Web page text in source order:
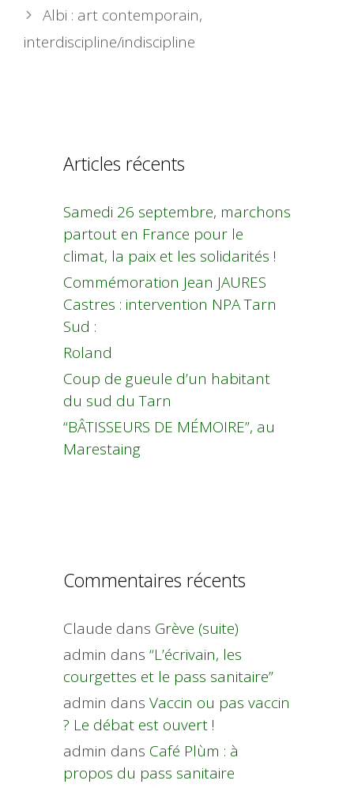
Albi : art contemporain,
interdiscipline/indiscipline
Articles récents
Samedi 26 septembre, marchons
partout en France pour le
climat, la paix et les solidarités !
Commémoration Jean JAURES
Castres : intervention NPA Tarn
Sud :
Roland
Coup de gueule d’un habitant
du sud du Tarn
“BÂTISSEURS DE MÉMOIRE”, au
Marestaing
Commentaires récents
Claude dans Grève (suite)
admin dans “L’écrivain, les
courgettes et le pass sanitaire”
admin dans Vaccin ou pas vaccin
? Le débat est ouvert !
admin dans Café Plùm : à
propos du pass sanitaire